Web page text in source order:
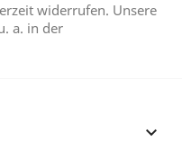
widerrufen. Unsere
a. in der
